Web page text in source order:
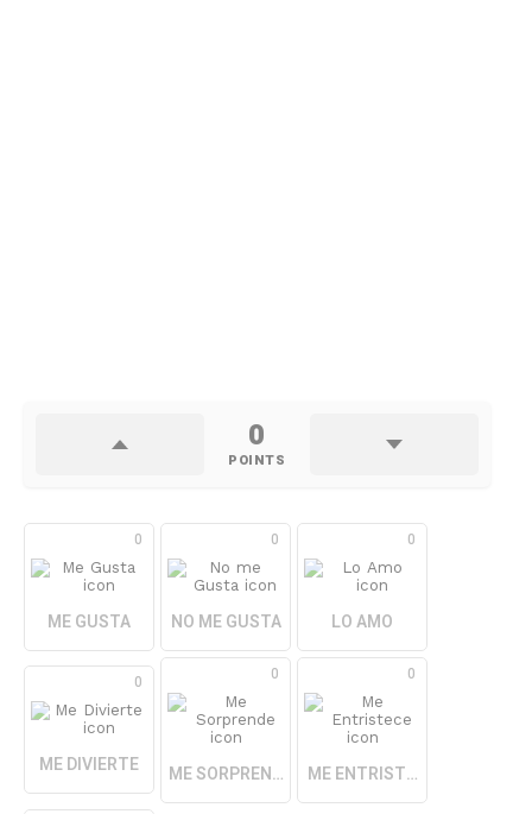
0
POINTS
0
ME GUSTA
0
NO ME GUSTA
0
LO AMO
0
ME DIVIERTE
0
ME SORPRENDE
0
ME ENTRISTECE